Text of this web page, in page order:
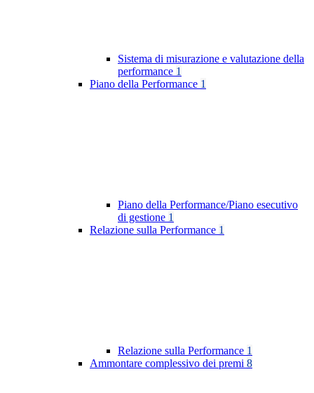
Sistema di misurazione e valutazione della
performance 1
Piano della Performance 1
Piano della Performance/Piano esecutivo
di gestione 1
Relazione sulla Performance 1
Relazione sulla Performance 1
Ammontare complessivo dei premi 8